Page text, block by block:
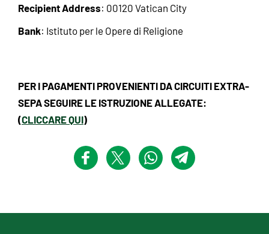
Recipient Address: 00120 Vatican City
Bank: Istituto per le Opere di Religione
PER I PAGAMENTI PROVENIENTI DA CIRCUITI EXTRA-
SEPA SEGUIRE LE ISTRUZIONE ALLEGATE:
(CLICCARE QUI)